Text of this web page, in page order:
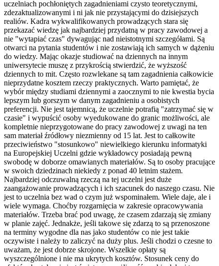
uczelniach pochłoniętych zagadnieniami czysto teoretycznymi,
zdezaktualizowanymi i ni jak nie przystającymi do dzisiejszych
realiów. Kadra wykwalifikowanych prowadzących stara się
przekazać wiedzę jak najbardziej przydatną w pracy zawodowej a
nie "wytapiać czas" dywagując nad nieistotnymi szczegółami. Są
otwarci na pytania studentów i nie zostawiają ich samych w dążeniu
do wiedzy. Mając okazje studiować na dziennych na innym
uniwersytecie muszę z przykrością stwierdzić, że wyższość
dziennych to mit. Często rozwlekane są tam zagadnienia całkowicie
nieprzydatne kosztem rzeczy praktycznych. Warto pamiętać, że
wybór między studiami dziennymi a zaocznymi to nie kwestia bycia
lepszym lub gorszym w danym zagadnieniu a osobistych
preferencji. Nie jest tajemnicą, że uczelnie potrafią "zatrzymać się w
czasie" i wypuścić osoby wyedukowane do granic możliwości, ale
kompletnie nieprzygotowane do pracy zawodowej z uwagi na ten
sam materiał źródłowy niezmienny od 15 lat. Jest to całkowite
przeciwieństwo "stosunkowo" niewielkiego kierunku informatyki
na Europejskiej Uczelni gdzie wykładowcy posiadają pewną
swobodę w doborze omawianych materiałów. Są to osoby pracujące
w swoich dziedzinach niekiedy z ponad 40 letnim stażem.
Najbardziej odczuwalną rzeczą na tej uczelni jest duże
zaangażowanie prowadzących i ich szacunek do naszego czasu. Nie
jest to uczelnia bez wad o czym już wspominałem. Wiele daje, ale i
wiele wymaga. Choćby rozgarnięcia w zakresie opracowywania
materiałów. Trzeba brać pod uwagę, że czasem zdarzają się zmiany
w planie zajęć. Jednakże, jeśli takowe się zdarzą to są przenoszone
na terminy wygodne dla nas jako studentów co nie jest takie
oczywiste i należy to zaliczyć na duży plus. Jeśli chodzi o czesne to
uważam, że jest dobrze skrojone. Wszelkie opłaty są
wyszczególnione i nie ma ukrytych kosztów. Stosunek ceny do